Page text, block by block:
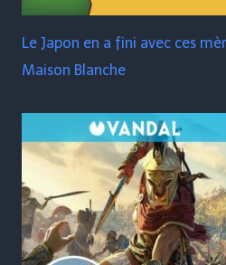
Le Japon en a fini avec ces
Maison Blanche